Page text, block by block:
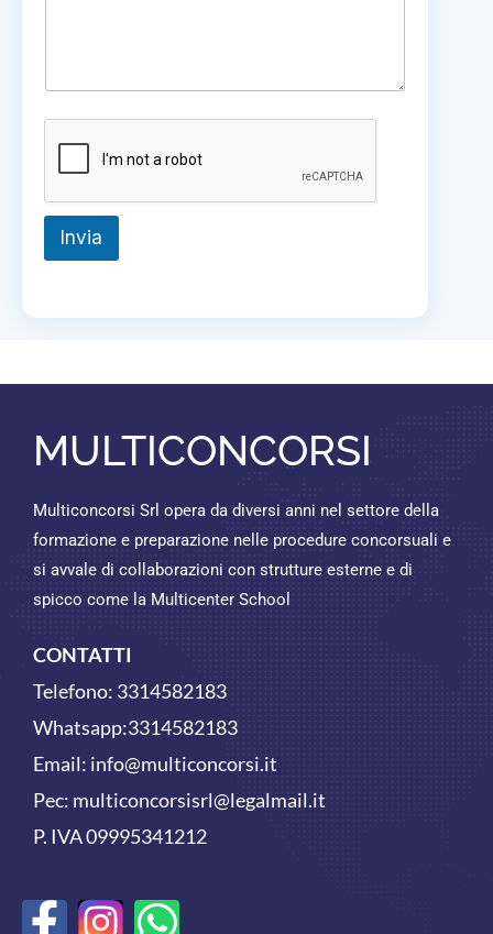
Invia
MULTICONCORSI
Multiconcorsi Srl opera da diversi anni nel settore della
formazione e preparazione nelle procedure concorsuali e
si avvale di collaborazioni con strutture esterne e di
spicco come la Multicenter School
CONTATTI
Telefono: 3314582183
Whatsapp:3314582183
Email: info@multiconcorsi.it
Pec: multiconcorsisrl@legalmail.it
P. IVA 09995341212
F W